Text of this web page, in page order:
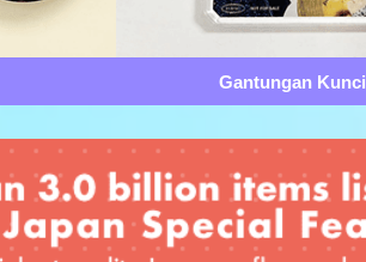
Gantungan Kunci